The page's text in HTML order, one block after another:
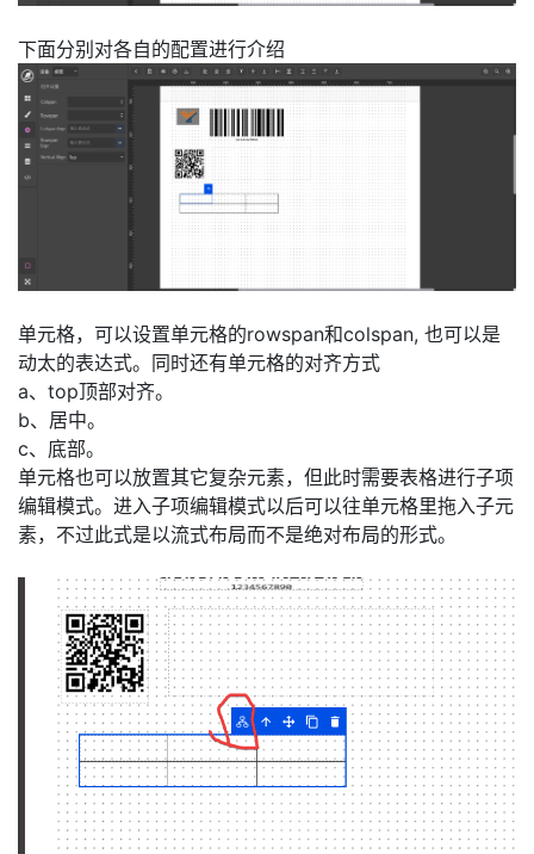
下面分别对各自的配置进行介绍
单元格，可以设置单元格的rowspan和colspan, 也可以是
动太的表达式。同时还有单元格的对齐方式
a、top顶部对齐。
b、居中。
c、底部。
单元格也可以放置其它复杂元素，但此时需要表格进行子项
编辑模式。进入子项编辑模式以后可以往单元格里拖入子元
素，不过此式是以流式布局而不是绝对布局的形式。